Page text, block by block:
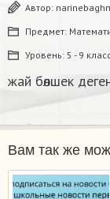
Автор:
Предмет:
Уровень: 5 - 9
жай бөлшек
Вам так же